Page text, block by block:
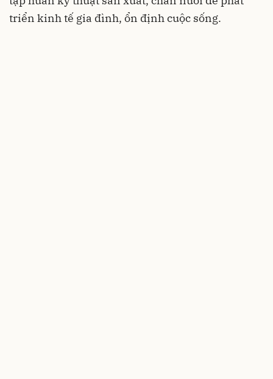
triển kinh tế gia đình, ổn định cuộc sống.